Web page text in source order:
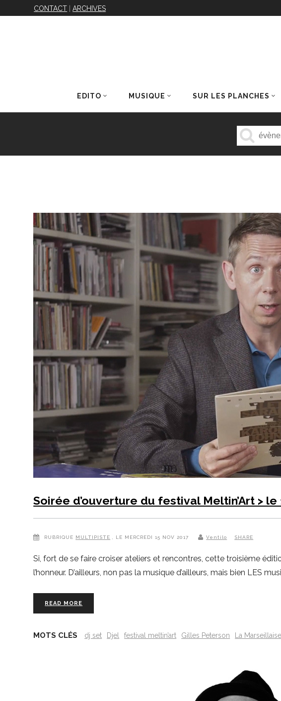
CONTACT |ARCHIVES
EDITO MUSIQUE SUR LES PLANCHES
Soirée d’ouverture du festival Meltin’Art >
RUBRIQUE MULTIPISTE , LE MERCREDI 15 NOV 2017 Ventilo SHARE
Si, fort de se faire croiser ateliers et rencontres, cette troisième
l’honneur. D’ailleurs, non pas la musique d’ailleurs, mais bien LES
READ MORE
MOTS CLÉS dj set Djel festival meltin’art Gilles Peterson La Marseillaise